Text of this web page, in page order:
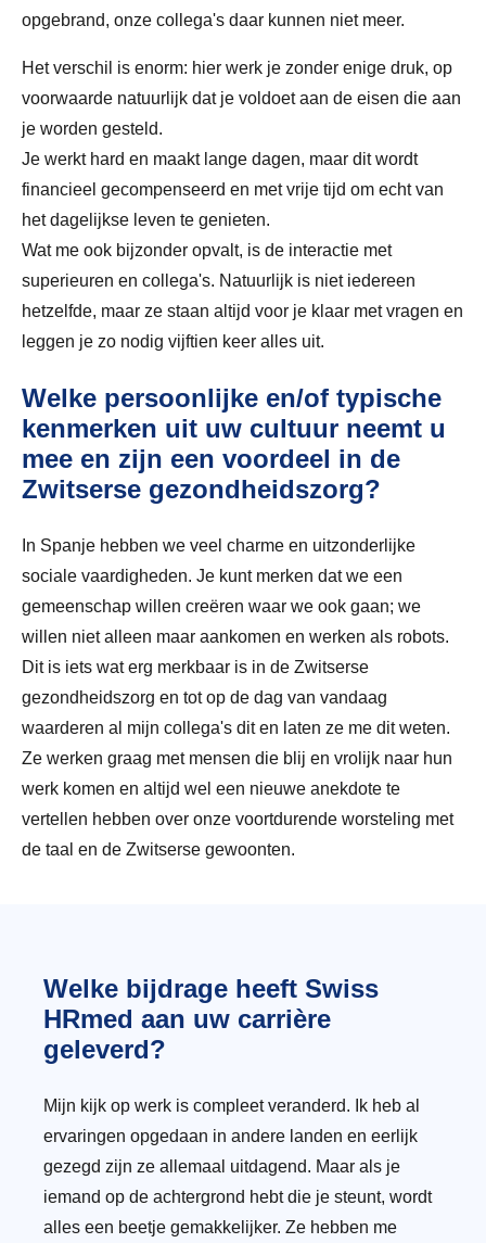
opgebrand, onze collega's daar kunnen niet meer.
Het verschil is enorm: hier werk je zonder enige druk, op
voorwaarde natuurlijk dat je voldoet aan de eisen die aan
je worden gesteld.
Je werkt hard en maakt lange dagen, maar dit wordt
financieel gecompenseerd en met vrije tijd om echt van
het dagelijkse leven te genieten.
Wat me ook bijzonder opvalt, is de interactie met
superieuren en collega's. Natuurlijk is niet iedereen
hetzelfde, maar ze staan altijd voor je klaar met vragen en
leggen je zo nodig vijftien keer alles uit.
Welke persoonlijke en/of typische
kenmerken uit uw cultuur neemt u
mee en zijn een voordeel in de
Zwitserse gezondheidszorg?
In Spanje hebben we veel charme en uitzonderlijke
sociale vaardigheden. Je kunt merken dat we een
gemeenschap willen creëren waar we ook gaan; we
willen niet alleen maar aankomen en werken als robots.
Dit is iets wat erg merkbaar is in de Zwitserse
gezondheidszorg en tot op de dag van vandaag
waarderen al mijn collega's dit en laten ze me dit weten.
Ze werken graag met mensen die blij en vrolijk naar hun
werk komen en altijd wel een nieuwe anekdote te
vertellen hebben over onze voortdurende worsteling met
de taal en de Zwitserse gewoonten.
Welke bijdrage heeft Swiss
HRmed aan uw carrière
geleverd?
Mijn kijk op werk is compleet veranderd. Ik heb al
ervaringen opgedaan in andere landen en eerlijk
gezegd zijn ze allemaal uitdagend. Maar als je
iemand op de achtergrond hebt die je steunt, wordt
alles een beetje gemakkelijker. Ze hebben me